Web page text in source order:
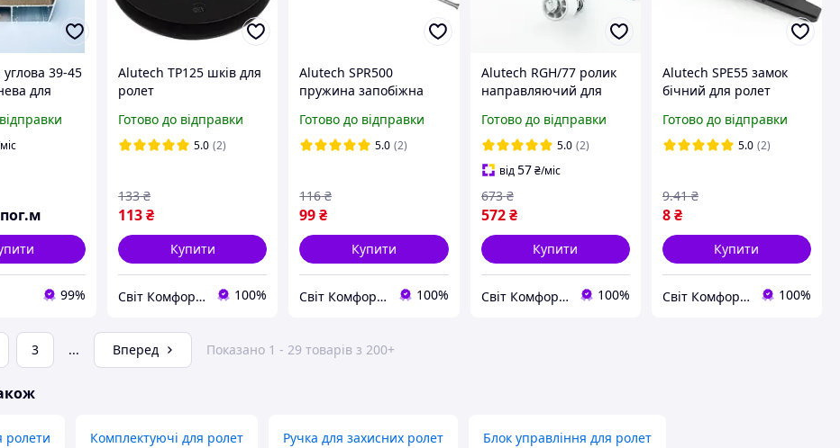
39-45
для
99%
Alutech TP125 шків для
ролет
Готово до відправки
5.0 (2)
113₴
133 ₴
Купити
Світ Комфорту - Ворота, ролети, автоматика для воріт, жалюзі 100%
Alutech SPR500
пружина запобіжна
Готово до відправки
5.0 (2)
99₴
116 ₴
Купити
Світ Комфорту - Ворота, ролети, автоматика для воріт, жалюзі 100%
Alutech RGH/77 ролик
направляючий для
Готово до відправки
5.0 (2)
від57 ₴/міс
572 ₴
673 ₴
Купити
Світ Комфорту - Ворота, ролети, автоматика для воріт, жалюзі 100%
Alutech SPE55 замок
бічний для ролет
ламелі 55 мм
Готово до відправки
5.0 (2)
8₴
9.41 ₴
Купити
Світ Комфорту - Ворота, ролети, автоматика для воріт, жалюзі 100%
3 ... Вперед Показано 1 - 29 товарів з 200+
ролети Комплектуючі для ролет Ручка для захисних ролет Блок управління для ролет